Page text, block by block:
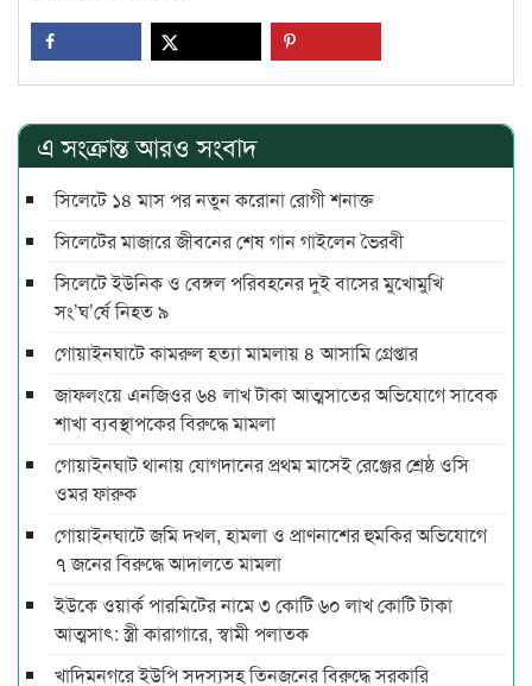
এ সংক্রান্ত আরও সংবাদ
সিলেটে ১৪ মাস পর নতুন করোনা রোগী শনাক্ত
সিলেটের মাজারে জীবনের শেষ গান গাইলেন ভৈরবী
সিলেটে ইউনিক ও বেঙ্গল পরিবহনের দুই বাসের মুখোমুখি
সং’ঘ’র্ষে নিহত ৯
গোয়াইনঘাটে কামরুল হত্যা মামলায় ৪ আসামি গ্রেপ্তার
জাফলংয়ে এনজিওর ৬৪ লাখ টাকা আত্মসাতের অভিযোগে সাবেক
শাখা ব্যবস্থাপকের বিরুদ্ধে মামলা
গোয়াইনঘাট থানায় যোগদানের প্রথম মাসেই রেঞ্জের শ্রেষ্ঠ ওসি
ওমর ফারুক
গোয়াইনঘাটে জমি দখল, হামলা ও প্রাণনাশের হুমকির অভিযোগে
৭ জনের বিরুদ্ধে আদালতে মামলা
ইউকে ওয়ার্ক পারমিটের নামে ৩ কোটি ৬০ লাখ কোটি টাকা
আত্মসাৎ: স্ত্রী কারাগারে, স্বামী পলাতক
খাদিমনগরে ইউপি সদস্যসহ তিনজনের বিরুদ্ধে সরকারি